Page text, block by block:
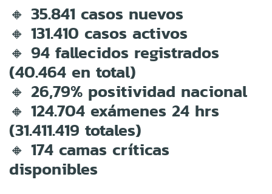
🔸 35.841 casos nuevos
🔸 131.410 casos activos
🔸 94 fallecidos registrados
(40.464 en total)
🔸 26,79% positividad nacional
🔸 124.704 exámenes 24 hrs
(31.411.419 totales)
🔸 174 camas críticas
disponibles